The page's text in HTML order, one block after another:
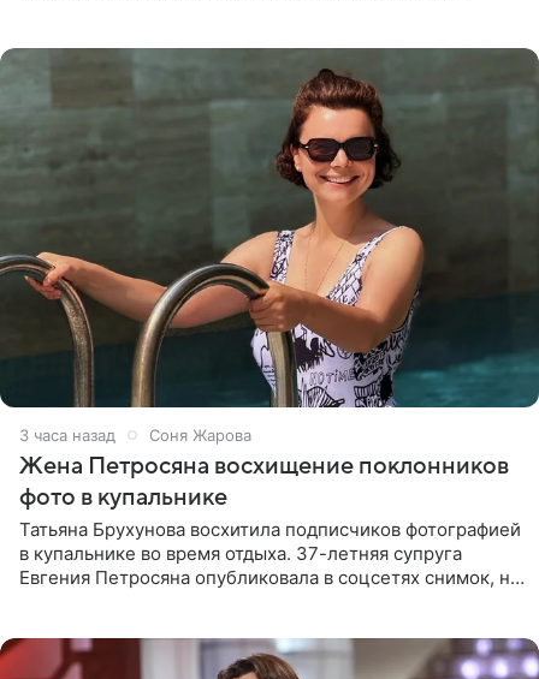
3 часа назад Соня Жарова
Жена Петросяна восхищение поклонников
фото в купальнике
Татьяна Брухунова восхитила подписчиков фотографией
в купальнике во время отдыха. 37-летняя супруга
Евгения Петросяна опубликовала в соцсетях снимок, на